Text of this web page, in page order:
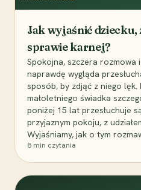
Jak wyjaśnić
sprawie karnej?
Spokojna, szczera rozmowa
naprawdę wygląda
sposób, by zdjąć z niego
małoletniego świadka
poniżej 15 lat przesłuchuje
przyjaznym pokoju, z
Wyjaśniamy, jak o tym
8 min czytania